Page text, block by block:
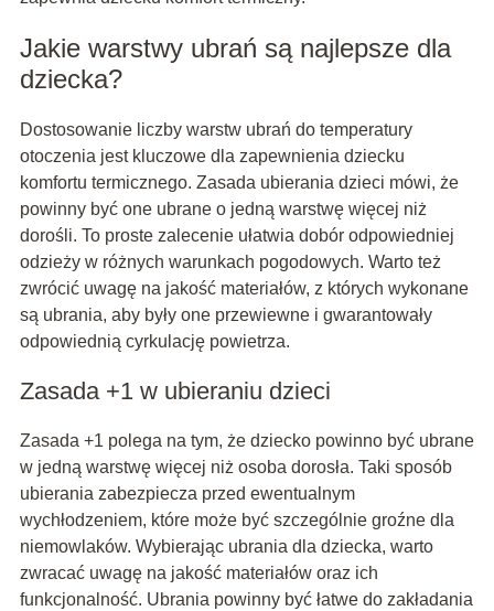
Jakie warstwy ubrań są najlepsze dla
dziecka?
Dostosowanie liczby warstw ubrań do temperatury
otoczenia jest kluczowe dla zapewnienia dziecku
komfortu termicznego. Zasada ubierania dzieci mówi, że
powinny być one ubrane o jedną warstwę więcej niż
dorośli. To proste zalecenie ułatwia dobór odpowiedniej
odzieży w różnych warunkach pogodowych. Warto też
zwrócić uwagę na jakość materiałów, z których wykonane
są ubrania, aby były one przewiewne i gwarantowały
odpowiednią cyrkulację powietrza.
Zasada +1 w ubieraniu dzieci
Zasada +1 polega na tym, że dziecko powinno być ubrane
w jedną warstwę więcej niż osoba dorosła. Taki sposób
ubierania zabezpiecza przed ewentualnym
wychłodzeniem, które może być szczególnie groźne dla
niemowlaków. Wybierając ubrania dla dziecka, warto
zwracać uwagę na jakość materiałów oraz ich
funkcjonalność. Ubrania powinny być łatwe do zakładania